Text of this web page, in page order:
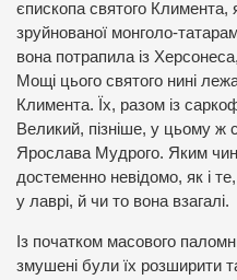
єпископа святого Климента,
зруйнованої монголо-
вона потрапила із
Мощі цього святого нині
Климента. Їх, разом із
Великий, пізніше, у цьому ж
Ярослава Мудрого. Яким
достеменно невідомо, як і
у лаврі, й чи то вона взагалі.
Із початком масового
змушені були їх розширити